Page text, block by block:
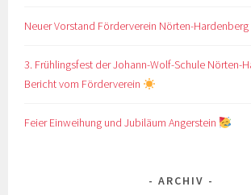
Neuer Vorstand Förderverein Nörten-Hardenberg
3. Frühlingsfest der Johann-Wolf-Schule Nörten-
Bericht vom Förderverein
Feier Einweihung und Jubiläum Angerstein
ARCHIV